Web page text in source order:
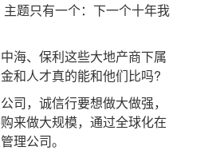
题只有一个：下一个十年我
海、保利这些大地产商下属
和人才真的能和他们比吗?
，诚信行要想做大做强，
来做大规模，通过全球化在
理公司。